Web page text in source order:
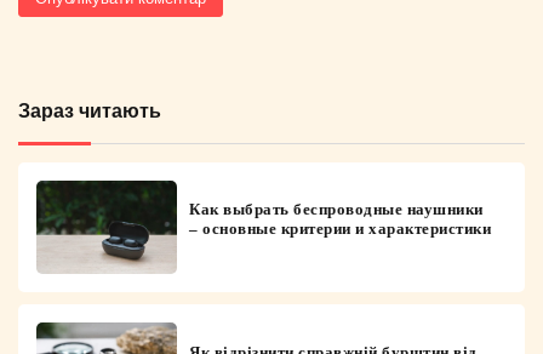
Зараз читають
Как выбрать беспроводные наушники
– основные критерии и характеристики